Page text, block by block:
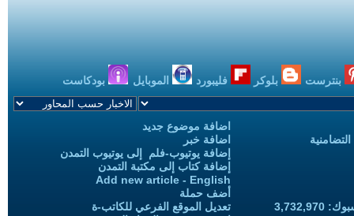
بنترست بلوكر فليبورد الموبايل بودكاست
اضافة موضوع جديد
اضافة خبر
إضافة يوتيوب-فلم إلى يوتيوب التمدن
إضافة كتاب إلى مكتبة التمدن
Add new article - English
أضف حملة
تعديل الموقع الفرعي للكاتب-ة